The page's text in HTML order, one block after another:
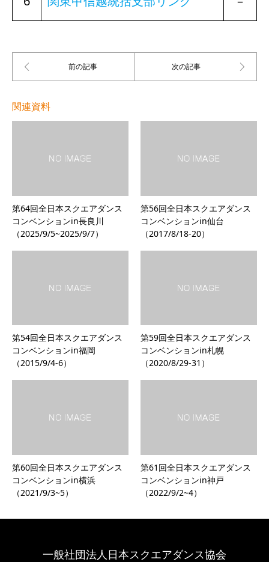
関連資料
第64回全日本スクエアダンス
コンベンションin長良川
（2025/9/5~2025/9/7）
第56回全日本スクエアダンス
コンベンションin仙台
（2017/8/18-20）
第54回全日本スクエアダンス
コンベンションin福岡
（2015/9/4-6）
第59回全日本スクエアダンス
コンベンションin札幌
（2020/8/29-31）
第60回全日本スクエアダンス
コンベンションin横浜
（2021/9/3~5）
第61回全日本スクエアダンス
コンベンションin神戸
（2022/9/2~4）
一般社団法人日本スクエアダンス協会